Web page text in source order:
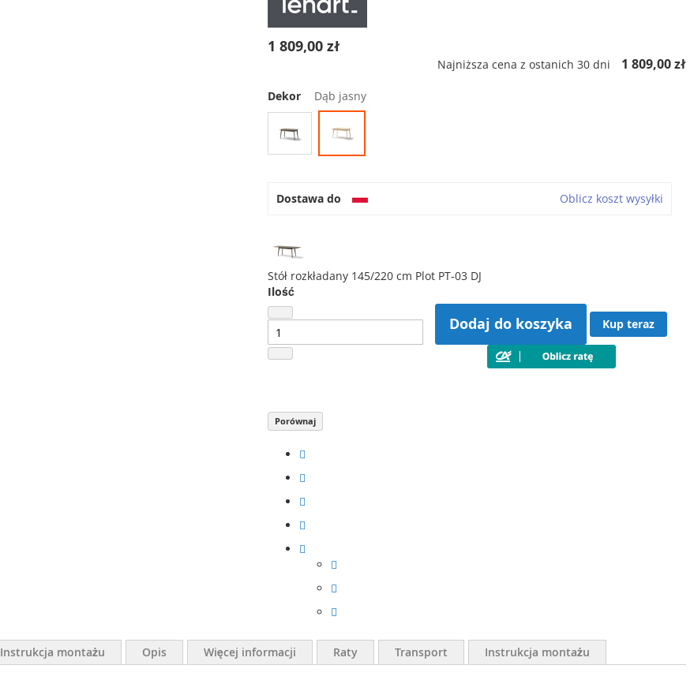
1 809,00 zł
Najniższa cena z ostanich 30 dni 1 809,00 zł
Dekor Dąb jasny
Dostawa do Oblicz koszt wysyłki
Stół rozkładany 145/220 cm Plot PT-03 DJ
Ilość
Dodaj do koszyka Kup teraz
Porównaj
Instrukcja montażu Opis Więcej informacji Raty Transport Instrukcja montażu